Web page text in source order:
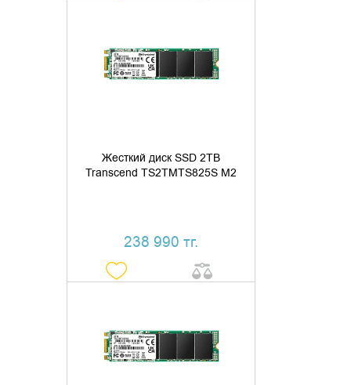
Жесткий диск SSD 2TB
Transcend TS2TMTS825S M2
238 990 тг.